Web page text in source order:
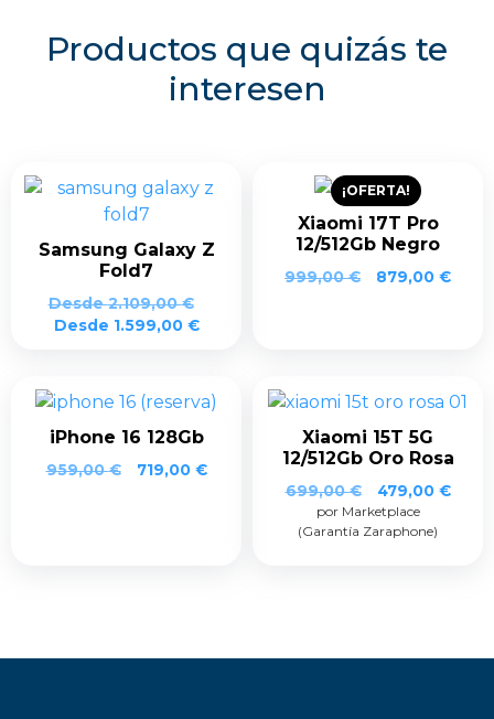
Productos que quizás te
interesen
Samsung Galaxy Z
Fold7
Desde2.109,00€
Desde 1.599,00 €
¡OFERTA!
Xiaomi 17T Pro
12/512Gb Negro
999,00€
El
879,00 €El
iPhone 16 128Gb
959,00€ 719,00 €
Xiaomi 15T 5G
12/512Gb Oro Rosa
699,00€
El
precio
original
479,00 €El
por Marketplace
(Garantía Zaraphone)